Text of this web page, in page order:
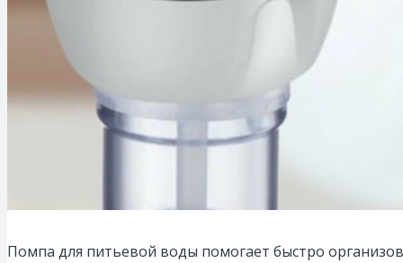
Помпа для питьевой воды помогает быстро